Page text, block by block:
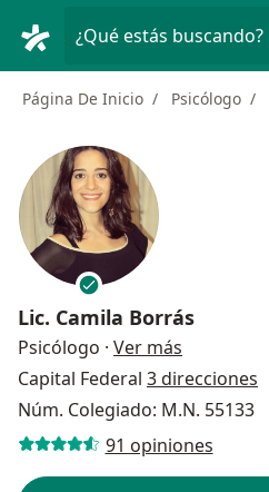
¿Qué estás buscando?
Página De Inicio Psicólogo
Lic. Camila Borrás
Psicólogo · Ver más
Capital Federal 3 direcciones
Núm. Colegiado: M.N. 55133
91 opiniones